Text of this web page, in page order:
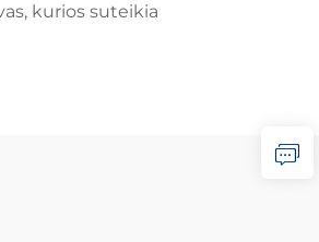
kurios suteikia